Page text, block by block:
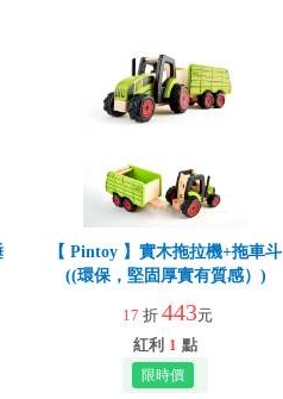
【 Pintoy 】實木拖拉機+拖車斗
((環保，堅固厚實有質感）)
17 折 443元
紅利 1 點